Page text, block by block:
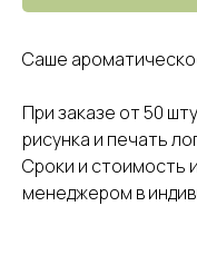
Саше
При заказе от 50
рисунка и печать
Сроки и стоимость
менеджером в